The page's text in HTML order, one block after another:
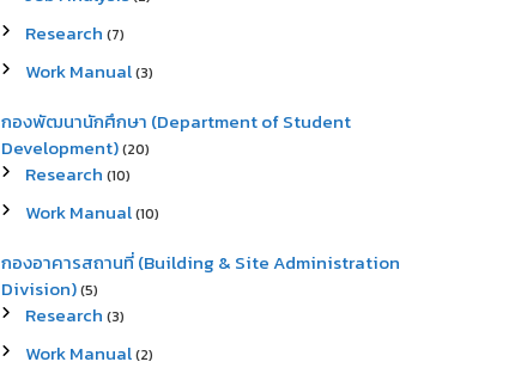
Research (7)
Work Manual(3)
กองพัฒนานักศึกษา (Department of Student
Development)(20)
Research (10)
Work Manual(10)
กองอาคารสถานที่ (Building & Site Administration
Division)(5)
Research (3)
Work Manual(2)